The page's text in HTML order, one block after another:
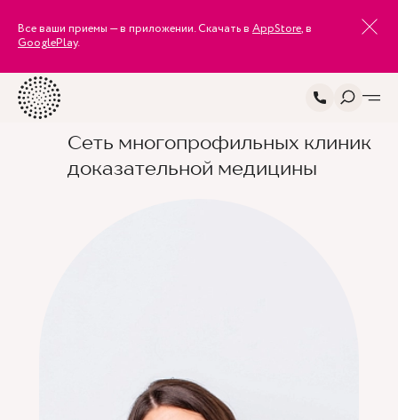
Все ваши приемы — в приложении. Скачать в AppStore, в
GooglePlay.
Сеть многопрофильных клиник
доказательной медицины